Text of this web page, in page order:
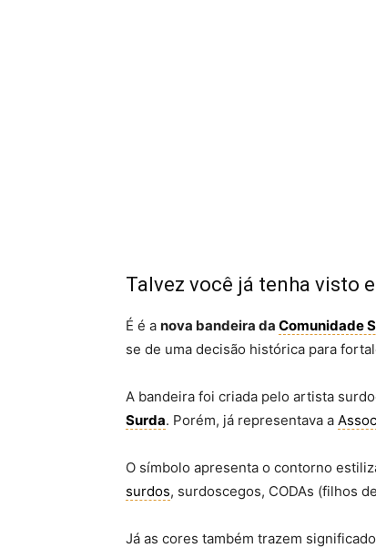
Talvez você já tenha visto
É é a nova bandeira da Comunidade
se de uma decisão histórica para
A bandeira foi criada pelo artista
Surda. Porém, já representava a
O símbolo apresenta o contorno
surdos, surdoscegos, CODAs (filhos
Já as cores também trazem